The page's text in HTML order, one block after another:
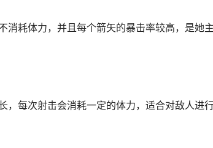
消耗体力，并且每个箭矢的暴击率较高，是她
每次射击会消耗一定的体力，适合对敌人进行